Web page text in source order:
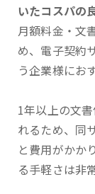
いたコスパの
月額料金・文
め、電子契約
う企業様にお
1年以上の文
れるため、同
と費用がかか
る手軽さは非